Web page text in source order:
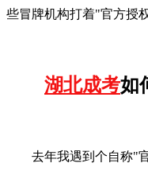
些冒牌机构打着"官方授
湖北成考如
去年我遇到个自称"